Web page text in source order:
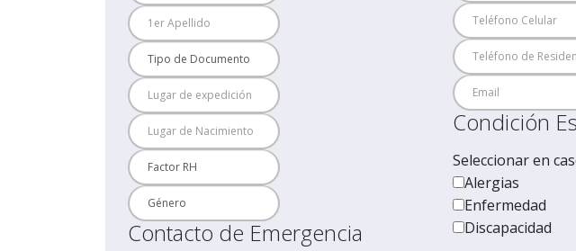
Contacto de Emergencia
Condición
Seleccionar en
Alergias
Enfermedad
Discapacidad